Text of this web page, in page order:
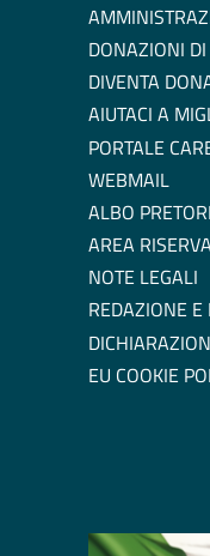
DONAZIONI
DIVENTA
AIUTACI A
PORTALE
WEBMAIL
ALBO
AREA
NOTE LEGALI
REDAZIONE E
EU COOKIE